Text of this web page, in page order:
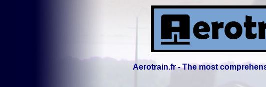
Aerotrain.fr - The most